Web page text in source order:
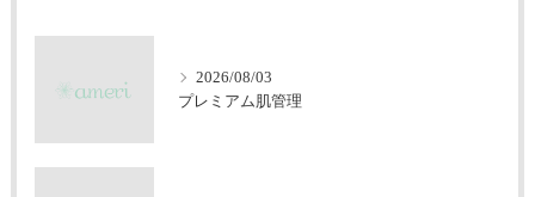
2026/08/03
プレミアム肌管理